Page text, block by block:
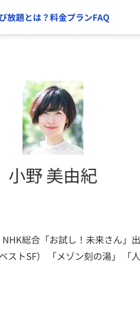
放題とは？料金プランFAQ
小野 美由紀
NHK総合「お試し！未来さん」出
ベストSF） 「メゾン刻の湯」 「